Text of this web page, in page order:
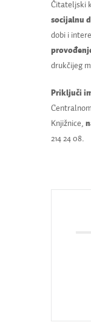
Čitateljski
socijalnu
dobi i
drukčijeg
Priključi
Knjižnice,
214 24 08.